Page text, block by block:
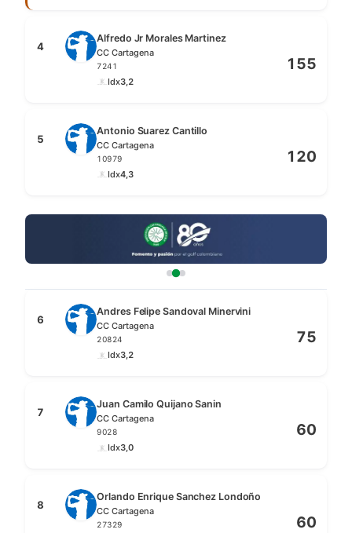
4
Alfredo Jr Morales Martinez
CC Cartagena
7241
Idx3,2
155
5
Antonio Suarez Cantillo
CC Cartagena
10979
Idx4,3
120
6
Andres Felipe Sandoval Minervini
CC Cartagena
20824
Idx3,2
75
7
Juan Camilo Quijano Sanin
CC Cartagena
9028
Idx3,0
60
8
Orlando Enrique Sanchez Londoño
CC Cartagena
27329 60